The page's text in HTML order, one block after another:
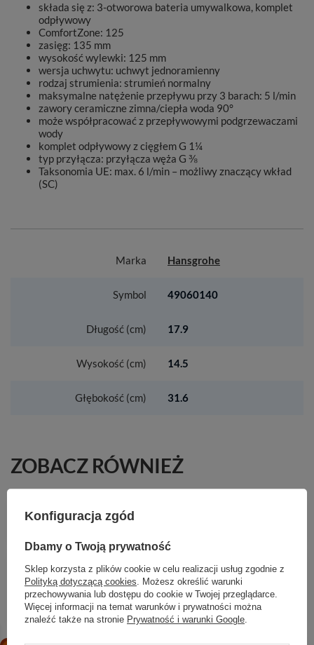
składa się z: 3-otworowa bateria umywalkowa, komplet
odpływowy
ComfortZone: 125
zasięg: 135 mm
wysokość wylewki: 125 mm
wersja uchwytu: uchwyt jednoramienny
rodzaj strumienia: strumień normalny
maksymalne natężenie przepływu przy 3 barach: 5 l/min
zawory ceramiczne zimna/ciepła woda 90°
może współpracować z przepływowymi podgrzewaczami
wody
komplet odpływowy z cięgłem G 1¼
typ przyłącza: przyłącza węża G ⅜
Taksonomia UE: max. 6 l/min – możliwy znaczący wkład
(SC)
Marka Hansgrohe
Symbol 49060140
Długość (cm) 17.9
Wysokość (cm) 14.5
Głębokość (cm) 31.6
ZOBACZ RÓWNIEŻ
prawy, Biały/Chrom
uchwytami krzyżowymi i punktowym zestawem
prysznicowym, ścienna, podtynkowa, Mosiądz
Szczotkowany
5 830,69 zł / szt.
Konfiguracja zgód
Dbamy o Twoją prywatność
Sklep korzysta z plików cookie w celu realizacji usług zgodnie z
Polityką dotyczącą cookies . Możesz określić warunki
przechowywania lub dostępu do cookie w Twojej przeglądarce.
Więcej informacji na temat warunków i prywatności można
znaleźć także na stronie Prywatność i warunki Google